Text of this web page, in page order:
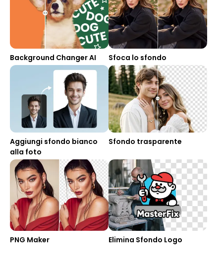
Background Changer AI Sfoca lo sfondo
Aggiungi sfondo bianco
alla foto
Sfondo trasparente
PNG Maker Elimina Sfondo Logo